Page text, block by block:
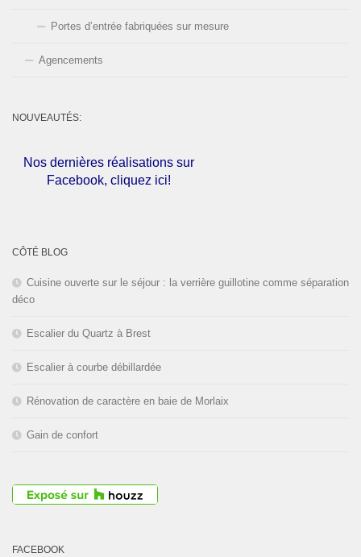
Portes d’entrée fabriquées sur mesure
Agencements
NOUVEAUTÉS:
Nos dernières réalisations sur
Facebook, cliquez ici!
congés d'été du
CÔTÉ BLOG
Cuisine ouverte sur le séjour : la verrière guillotine comme séparation
déco
Escalier du Quartz à Brest
Escalier à courbe débillardée
Rénovation de caractère en baie de Morlaix
Gain de confort
FACEBOOK